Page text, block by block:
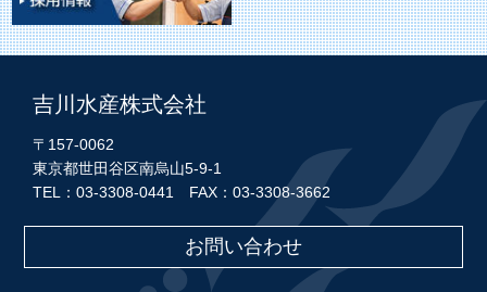
吉川水産株式会社
〒157-0062
東京都世田谷区南烏山5-9-1
TEL：03-3308-0441 FAX：03-3308-3662
お問い合わせ